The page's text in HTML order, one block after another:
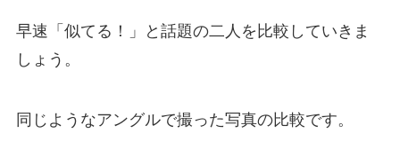
早速「似てる！」と話題の二人を比較していきま
しょう。
同じようなアングルで撮った写真の比較です。